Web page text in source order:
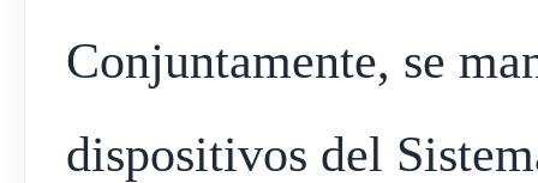
Conjuntamente, se
dispositivos del